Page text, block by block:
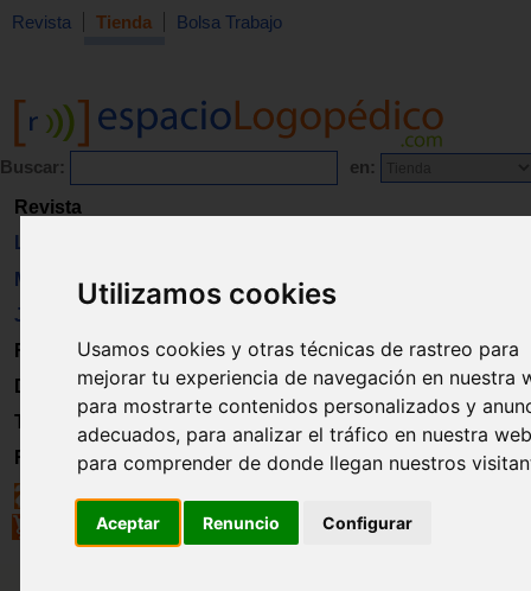
Utilizamos cookies
Usamos cookies y otras técnicas de rastreo para
mejorar tu experiencia de navegación en nuestra
para mostrarte contenidos personalizados y
adecuados, para analizar el tráfico en nuestra
para comprender de donde llegan nuestros
Aceptar Renuncio Configurar
Revista Tienda Bolsa Trabajo
Buscar: en:
Revista
Libros
Material
Juguetes
Formación
Directorio
Trabajo
Registro